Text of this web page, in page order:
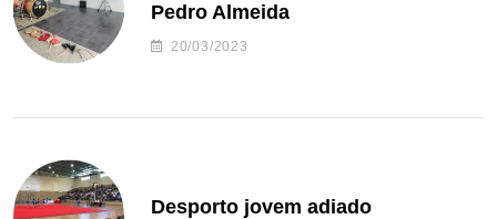
Pedro Almeida
20/03/2023
Desporto jovem adiado